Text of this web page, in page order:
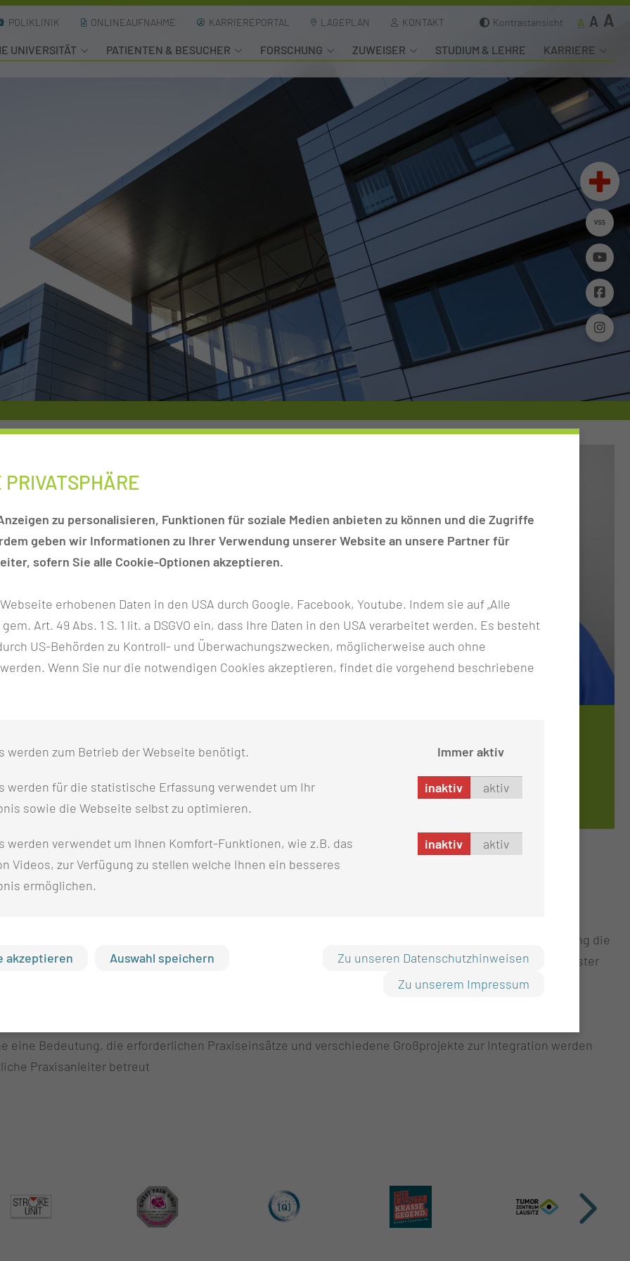
POLIKLINIK ONLINEAUFNAHME KARRIEREPORTAL LAGEPLAN KONTAKT Kontrastansicht A A A
UNIVERSITÄT PATIENTEN & BESUCHER FORSCHUNG ZUWEISER STUDIUM & LEHRE KARRIERE
MI­CHAE­LA KRÜ­GER
unsere kleinsten Patienten mit
Krankheitsbildern dem jeweiligen
eng mit allen an der Behandlung und Versorgung
Ergotherapie, Logopädie) sowie
zusammen.
DIESES PFLEGEBEREICHS?
auf die Betreuung von früh- und neugeborenen
aller Reifungsstufen, Risikoneugeborene und
Neonatalphase und versorgen Neugeborene mit
Auf unserer Station werden Auszubildende zur
geschult.
UNSERE MITARBEITERINNEN
und Professionen zusammen
und Fachkräfte mit einer Weiterbildung in Neonatologie zusammen
und Organisation des Aufenthaltes von Patientinnen und Patienten von der Aufnahme bis zur Entlassung die
wird und sie für diesen Patienten und dessen Angehörige eine feste Ansprechpartnerin oder ein fester
erfolgt regelmäßig (Kinästhetik ist die Lehre von der Bewegungsempfindung und ein Konzept der
eine Bedeutung, die erforderlichen Praxiseinsätze und verschiedene Großprojekte zur Integration werden
Praxisanleiter betreut
zu personalisieren, Funktionen für soziale Medien anbieten zu können und die Zugriffe
geben wir Informationen zu Ihrer Verwendung unserer Website an unsere Partner für
sofern Sie alle Cookie-Optionen akzeptieren.
erhobenen Daten in den USA durch Google, Facebook, Youtube. Indem sie auf „Alle
Art. 49 Abs. 1 S. 1 lit. a DSGVO ein, dass Ihre Daten in den USA verarbeitet werden. Es besteht
US-Behörden zu Kontroll- und Überwachungszwecken, möglicherweise auch ohne
Wenn Sie nur die notwendigen Cookies akzeptieren, findet die vorgehend beschriebene
werden zum Betrieb der Webseite benötigt. Immer aktiv
werden für die statistische Erfassung verwendet um Ihr
sowie die Webseite selbst zu optimieren.
inaktiv aktiv
werden verwendet um Ihnen Komfort-Funktionen, wie z.B. das
Videos, zur Verfügung zu stellen welche Ihnen ein besseres
ermöglichen.
inaktiv aktiv
akzeptieren Auswahl speichern
Zu unseren Datenschutzhinweisen
Zu unserem Impressum